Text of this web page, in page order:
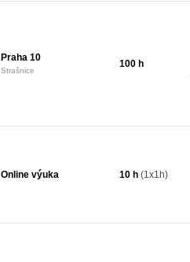
Praha 10
Strašnice
100 h
Online výuka 10 h (1x1h)